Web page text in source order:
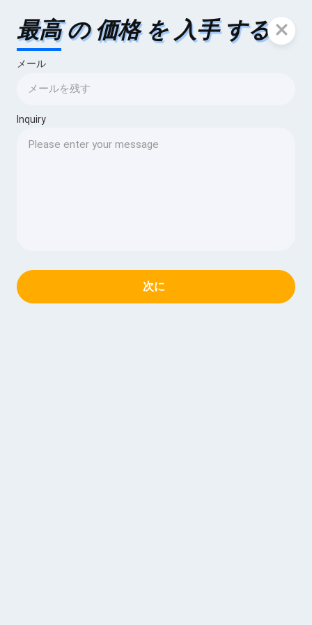
最高 の 価格 を 入手 する
メール
Inquiry
次に